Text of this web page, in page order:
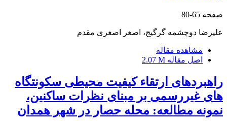
صفحه 65-80
علیرضا دوچشمه گرگیج، اصغر اصغری مقدم
مشاهده مقاله
اصل مقاله 2.07 M
راهبردهای ارتقاء کیفیت محیطی سکونتگاه
های غیررسمی بر مبنای نظرات ساکنین،
نمونه مطالعه: محله حصار در شهر همدان